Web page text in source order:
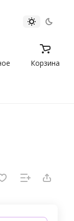
Корзина